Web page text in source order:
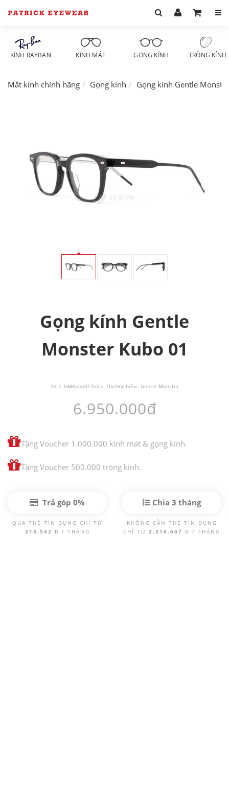
KÍNH RAYBAN KÍNH MÁT GỌNG KÍNH TRÒNG KÍNH
Mắt kính chính hãng Gọng kính Gọng kính Gentle Monster
Gọng kính Gentle
Monster Kubo 01
SKU: GMKubo01Zeiss Thương hiệu: Gentle Monster
6.950.000đ
Tặng Voucher 1.000.000 kính mát & gọng kính.
Tặng Voucher 500.000 tròng kính.
Trả góp 0%
QUA THẺ TÍN DỤNG CHỈ TỪ
318.542 Đ / THÁNG
Chia 3 tháng
KHÔNG CẦN THẺ TÍN DỤNG
CHỈ TỪ 2.316.667 Đ / THÁNG